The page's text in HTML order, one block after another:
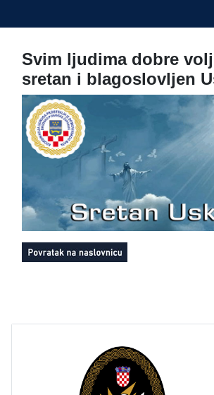
Svim ljudima dobre
sretan i blagoslovljen